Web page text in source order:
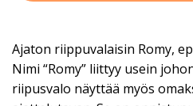
Ajaton riippuvalaisin Romy,
Nimi “Romy” liittyy usein
riipusvalo näyttää myös